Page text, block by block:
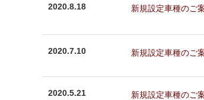
2020.8.18 新規設定車種のご
2020.7.10 新規設定車種のご
2020.5.21 新規設定車種のご